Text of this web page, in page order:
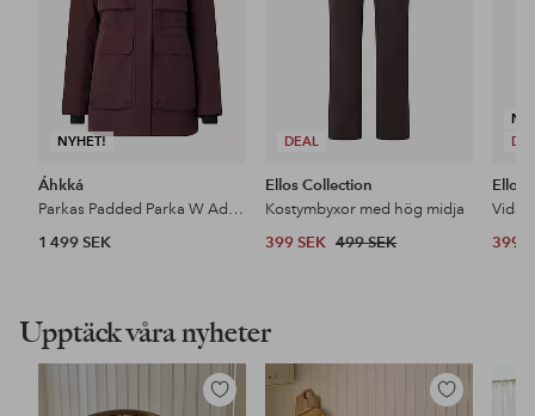
NYHET!
Áhkká
Parkas Padded Parka W Adjustable Waist
1 499 SEK
DEAL
Ellos Collection
Kostymbyxor med hög midja
399 SEK 499 SEK
Ellos
399
Upptäck våra nyheter
Lägg
Lägg